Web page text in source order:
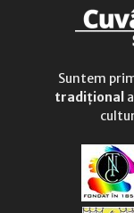
Suntem
tradițional